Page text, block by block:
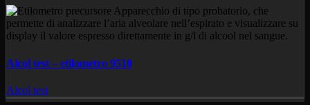
Alcol test – etilometro 9510
Alcol test